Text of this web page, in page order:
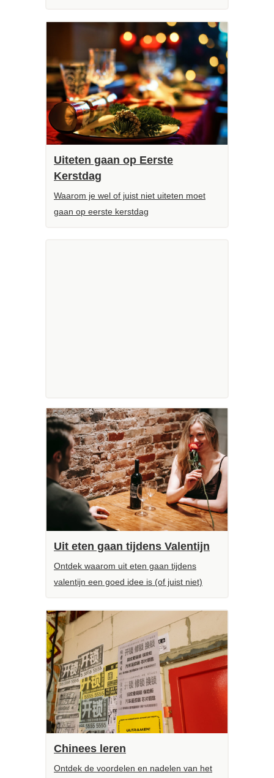
Uiteten gaan op Eerste
Kerstdag
Waarom je wel of juist niet uiteten moet
gaan op eerste kerstdag
Uit eten gaan tijdens Valentijn
Ontdek waarom uit eten gaan tijdens
valentijn een goed idee is (of juist niet)
Chinees leren
Ontdek de voordelen en nadelen van het